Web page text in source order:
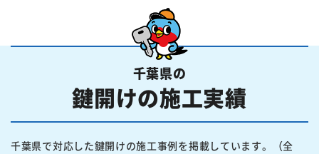
千葉県の
鍵開けの施工実績
千葉県で対応した鍵開けの施工事例を掲載しています。（全